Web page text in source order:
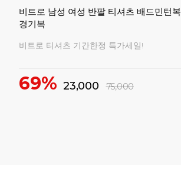
비트로 남성 여성 반팔 티셔츠 배드민턴복
경기복
비트로 티셔츠 기간한정 특가세일!
69% 23,000 75,000